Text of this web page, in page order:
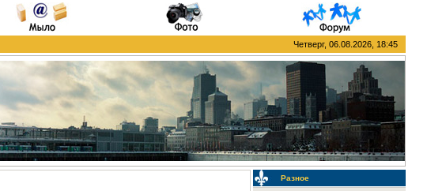
Четверг, 06.08.2026, 18:45
Разное